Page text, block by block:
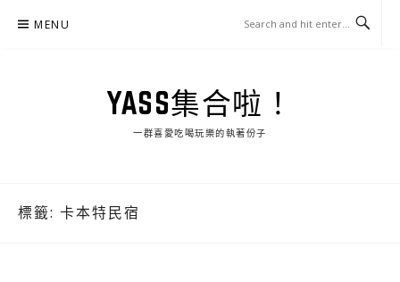
MENU
YASS集合啦！
一群喜愛吃喝玩樂的執著份子
標籤: 卡本特民宿